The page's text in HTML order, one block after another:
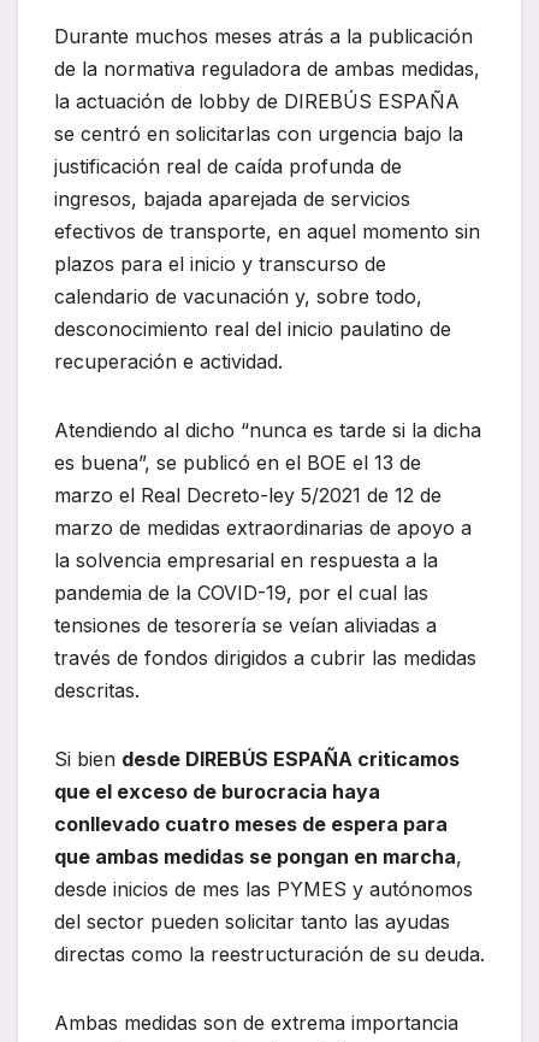
Durante muchos meses atrás a la publicación
de la normativa reguladora de ambas medidas,
la actuación de lobby de DIREBÚS ESPAÑA
se centró en solicitarlas con urgencia bajo la
justificación real de caída profunda de
ingresos, bajada aparejada de servicios
efectivos de transporte, en aquel momento sin
plazos para el inicio y transcurso de
calendario de vacunación y, sobre todo,
desconocimiento real del inicio paulatino de
recuperación e actividad.
Atendiendo al dicho “nunca es tarde si la dicha
es buena”, se publicó en el BOE el 13 de
marzo el Real Decreto-ley 5/2021 de 12 de
marzo de medidas extraordinarias de apoyo a
la solvencia empresarial en respuesta a la
pandemia de la COVID-19, por el cual las
tensiones de tesorería se veían aliviadas a
través de fondos dirigidos a cubrir las medidas
descritas.
Si bien desde DIREBÚS ESPAÑA criticamos
que el exceso de burocracia haya
conllevado cuatro meses de espera para
que ambas medidas se pongan en marcha,
desde inicios de mes las PYMES y autónomos
del sector pueden solicitar tanto las ayudas
directas como la reestructuración de su deuda.
Ambas medidas son de extrema importancia